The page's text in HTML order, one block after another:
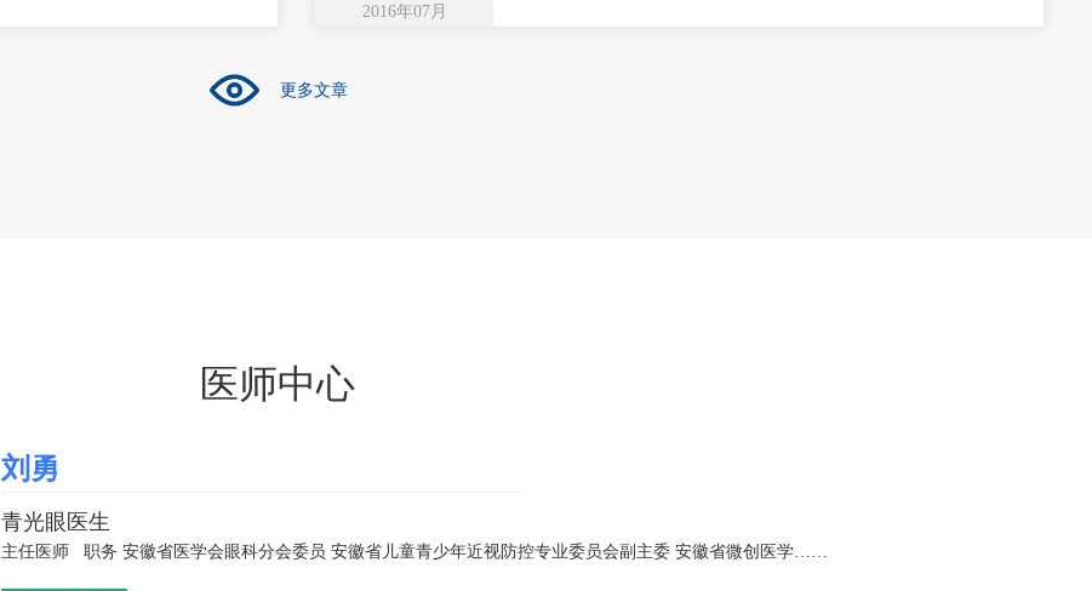
2016年07月
更多文章
医师中心
刘勇
青光眼医生
主任医师 职务 安徽省医学会眼科分会委员 安徽省儿童青少年近视防控专业委员会副主委 安徽省微创医学……